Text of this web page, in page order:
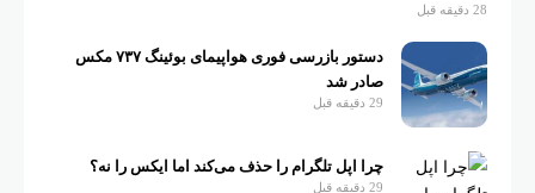
دستور بازرسی فوری هواپیمای بوئینگ ۷۳۷ مکس
صادر شد
29 دقیقه قبل
چرا اپل تلگرام را حذف می‌کند اما ایکس را نه؟